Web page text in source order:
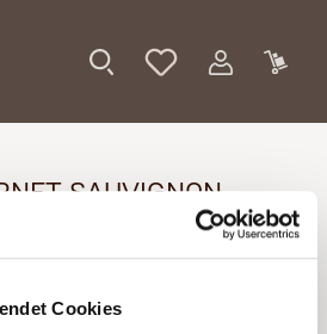
Cookies
SAUVIGNON
UND